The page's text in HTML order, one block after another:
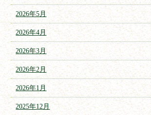
2026年5月
2026年4月
2026年3月
2026年2月
2026年1月
2025年12月